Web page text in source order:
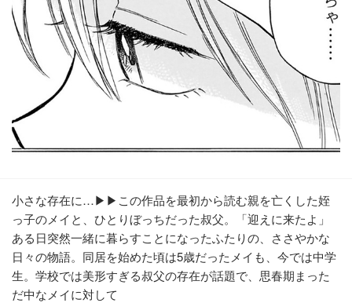
小さな存在に…▶▶この作品を最初から読む親を亡くした姪
っ子のメイと、ひとりぼっちだった叔父。「迎えに来たよ」
ある日突然一緒に暮らすことになったふたりの、ささやかな
日々の物語。同居を始めた頃は5歳だったメイも、今では中学
生。学校では美形すぎる叔父の存在が話題で、思春期まった
だ中なメイに対して